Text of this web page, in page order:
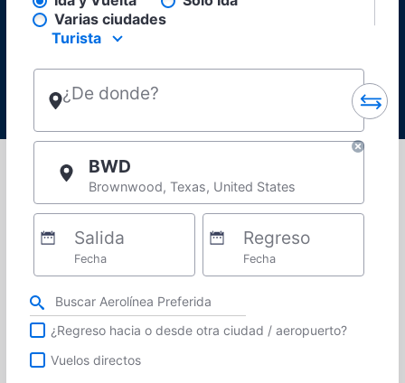
Pick your flight type
Varias ciudades
Select your preferred seating class.
Turista
¿De donde?
BWD
Brownwood, Texas, United States
Salida
Fecha
Regreso
Fecha
Refina tu búsqueda por aerolínea, ciudad o aeropuerto o vuelos directos
¿Regreso hacia o desde otra ciudad / aeropuerto?
Vuelos directos